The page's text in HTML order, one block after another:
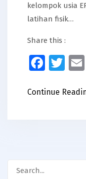
kelompok usia
latihan fisik…
Share this :
Continue